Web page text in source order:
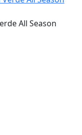
All Season